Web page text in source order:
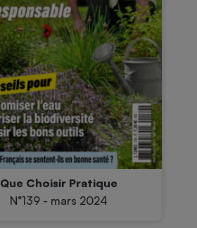
Que Choisir Pratique
N°139 - mars 2024